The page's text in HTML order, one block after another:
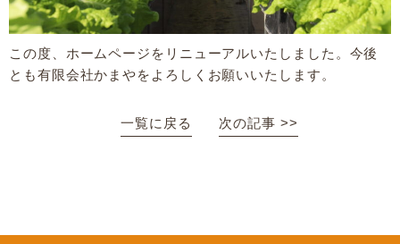
この度、ホームページをリニューアルいたしました。今後
とも有限会社かまやをよろしくお願いいたします。
一覧に戻る 次の記事 >>